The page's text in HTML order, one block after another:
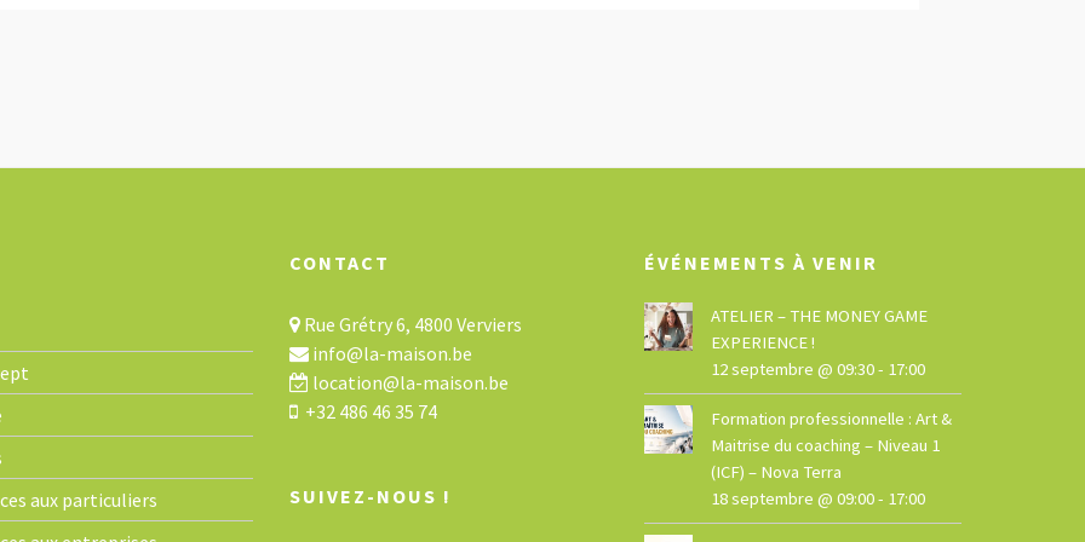
aux particuliers
CONTACT
Rue Grétry 6, 4800 Verviers
info@la-maison.be
location@la-maison.be
+32 486 46 35 74
SUIVEZ-NOUS !
ÉVÉNEMENTS À VENIR
ATELIER – THE MONEY GAME
EXPERIENCE !
12 septembre @ 09:30- 17:00
Formation professionnelle : Art &
Maitrise du coaching – Niveau 1
(ICF) – Nova Terra
18 septembre @ 09:00- 17:00